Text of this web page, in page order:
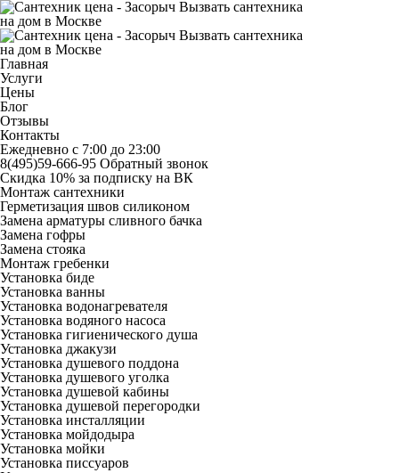
Вызвать сантехника
на дом в Москве
Вызвать сантехника
на дом в Москве
Главная
Услуги
Цены
Блог
Отзывы
Контакты
Ежедневно с 7:00 до 23:00
8(495)59-666-95 Обратный звонок
Скидка 10% за подписку на ВК
Монтаж сантехники
Герметизация швов силиконом
Замена арматуры сливного бачка
Замена гофры
Замена стояка
Монтаж гребенки
Установка биде
Установка ванны
Установка водонагревателя
Установка водяного насоса
Установка гигиенического душа
Установка джакузи
Установка душевого поддона
Установка душевого уголка
Установка душевой кабины
Установка душевой перегородки
Установка инсталляции
Установка мойдодыра
Установка мойки
Установка писсуаров